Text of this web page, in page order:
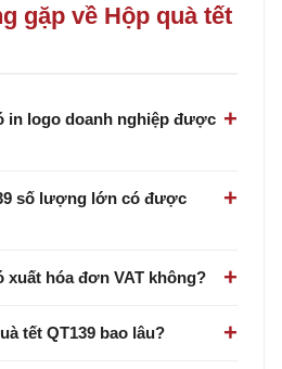
gặp về Hộp quà tết
in logo doanh nghiệp được
số lượng lớn có được
xuất hóa đơn VAT không?
tết QT139 bao lâu?